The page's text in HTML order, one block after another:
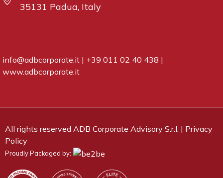
35131 Padua, Italy
info@adbcorporate.it | +39 011 02 40 438 |
www.adbcorporate.it
All rights reserved ADB Corporate Advisory S.r.l. | Privacy
Policy
Proudly Packaged by: